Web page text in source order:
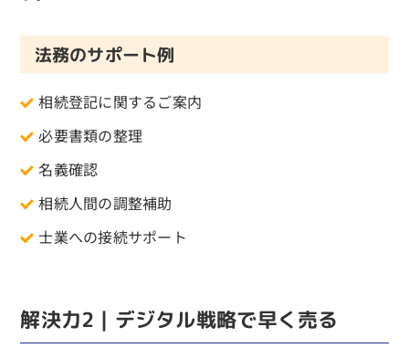
法務のサポート例
相続登記に関するご案内
必要書類の整理
名義確認
相続人間の調整補助
士業への接続サポート
解決力2｜デジタル戦略で早く売る